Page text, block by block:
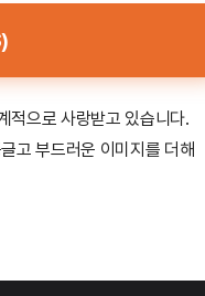
적으로 사랑받고 있습니다.
고 부드러운 이미지를 더해